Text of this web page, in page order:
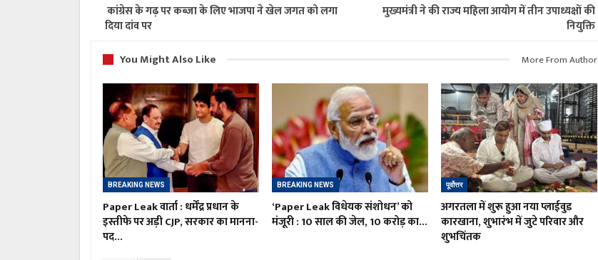
कांग्रेस के गढ़ पर कब्जा के लिए भाजपा ने खेल जगत को लगा
दिया दांव पर
मुख्यमंत्री ने की राज्य महिला आयोग में तीन उपाध्यक्षों की
नियुक्ति
You Might Also Like
More From Author
BREAKING NEWS
Paper Leak वार्ता : धर्मेंद्र प्रधान के
इस्तीफे पर अड़ी CJP, सरकार का मानना-
पद…
BREAKING NEWS
‘Paper Leak विधेयक संशोधन’ को
मंजूरी : 10 साल की जेल, 10 करोड़ का…
पूर्वोत्तर
अगरतला में शुरू हुआ नया प्लाईवुड
कारखाना, शुभारंभ में जुटे परिवार और
शुभचिंतक